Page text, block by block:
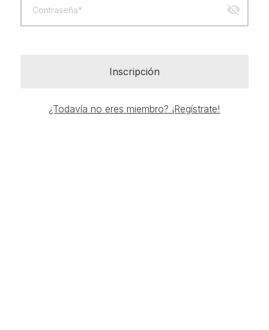
Contraseña* visibility_off
Inscripción
¿Todavía no eres miembro? ¡Regístrate!